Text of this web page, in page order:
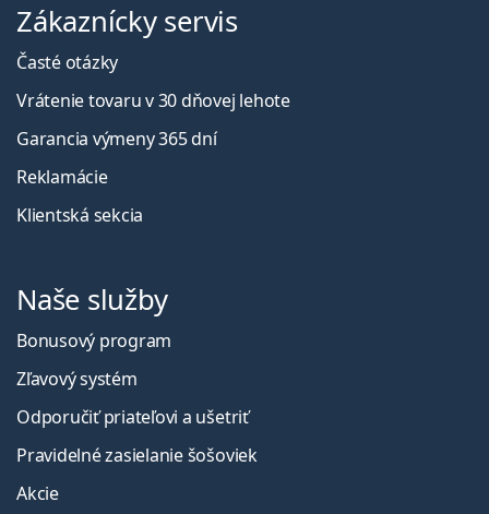
Zákaznícky servis
Časté otázky
Vrátenie tovaru v 30 dňovej lehote
Garancia výmeny 365 dní
Reklamácie
Klientská sekcia
Naše služby
Bonusový program
Zľavový systém
Odporučiť priateľovi a ušetriť
Pravidelné zasielanie šošoviek
Akcie